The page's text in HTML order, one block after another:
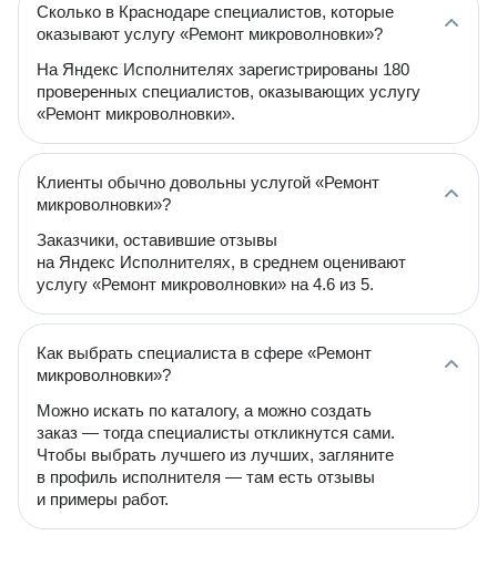
Сколько в Краснодаре специалистов, которые
оказывают услугу «Ремонт микроволновки»?
На Яндекс Исполнителях зарегистрированы 180
проверенных специалистов, оказывающих услугу
«Ремонт микроволновки».
Клиенты обычно довольны услугой «Ремонт
микроволновки»?
Заказчики, оставившие отзывы
на Яндекс Исполнителях, в среднем оценивают
услугу «Ремонт микроволновки» на 4.6 из 5.
Как выбрать специалиста в сфере «Ремонт
микроволновки»?
Можно искать по каталогу, а можно создать
заказ — тогда специалисты откликнутся сами.
Чтобы выбрать лучшего из лучших, загляните
в профиль исполнителя — там есть отзывы
и примеры работ.